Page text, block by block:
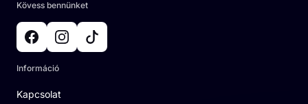
Kövess bennünket
Információ
Kapcsolat